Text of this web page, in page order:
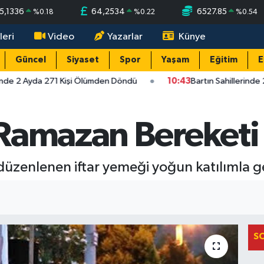
%0.18 64,2534 %0.22 6527.85 %0.54
Video Yazarlar Künye
Güncel Siyaset Spor Yaşam Eğitim
2 Ayda 271 Kişi Ölümden Döndü 10:43Bartın Sahillerinde
Bereketi
iftar yemeği yoğun katılımla